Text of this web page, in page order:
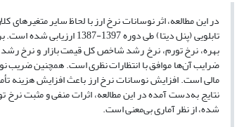
در این مطالعه، اثر نوسانات نرخ ارز با لحاظ سایر
تابلویی (پنل دیتا) طی دوره 1397-1387 ارزیابی شده است. بر اساس ادبیات نظری ارائه شده در این مطالعه، هزینه تأمین مالی شرکت
بهره، نرخ تورم، نرخ رشد شاخص کل قیمت بازار و نرخ
ضرایب آنها موافق با انتظارات نظری است. همچنین ضریب
مالی است. افزایش نوسانات نرخ ارز باعث افزایش هزینه
نتایج بهدست آمده در این مطالعه، اثرات منفی و مثبت نرخ
شده، از نظر آماری بیمعنی است.